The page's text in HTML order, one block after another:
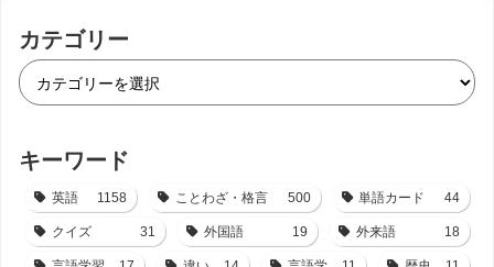
カテゴリー
キーワード
英語 1158 ことわざ・格言 500 単語カード 44
クイズ 31 外国語 19 外来語 18